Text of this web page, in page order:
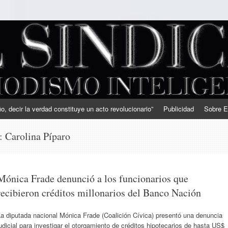
decir la verdad constituye un acto revolucionario” Publicidad Sobre
Carolina Píparo
Frade denunció a los funcionarios que
créditos millonarios del Banco Nación
diputada nacional Mónica Frade (Coalición Cívica) presentó una denuncia
para investigar el otorgamiento de créditos hipotecarios de hasta US$